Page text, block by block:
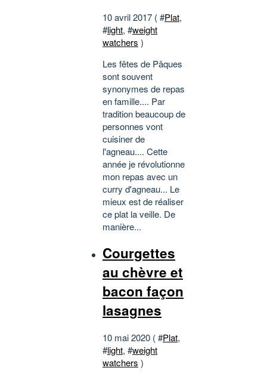
10 avril 2017 ( #Plat,
#light, #weight
watchers )
Les fêtes de Pâques
sont souvent
synonymes de repas
en famille.... Par
tradition beaucoup de
personnes vont
cuisiner de
l'agneau.... Cette
année je révolutionne
mon repas avec un
curry d'agneau... Le
mieux est de réaliser
ce plat la veille. De
manière...
Courgettes
au chèvre et
bacon façon
lasagnes
10 mai 2020 ( #Plat,
#light, #weight
watchers )